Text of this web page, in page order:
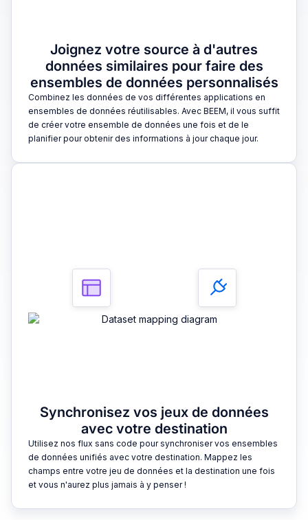
Joignez votre source à d'autres
données similaires pour faire des
ensembles de données personnalisés
Combinez les données de vos différentes applications en
ensembles de données réutilisables. Avec BEEM, il vous suffit
de créer votre ensemble de données une fois et de le
planifier pour obtenir des informations à jour chaque jour.
Synchronisez vos jeux de données
avec votre destination
Utilisez nos flux sans code pour synchroniser vos ensembles
de données unifiés avec votre destination. Mappez les
champs entre votre jeu de données et la destination une fois
et vous n'aurez plus jamais à y penser !